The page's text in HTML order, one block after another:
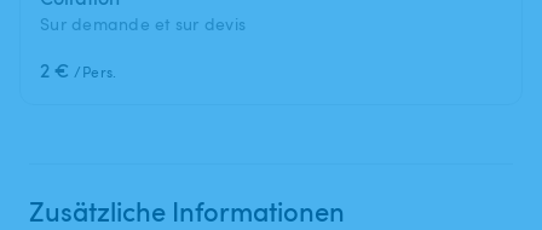
Sur demande et sur devis
2 € /Pers.
Zusätzliche Informationen